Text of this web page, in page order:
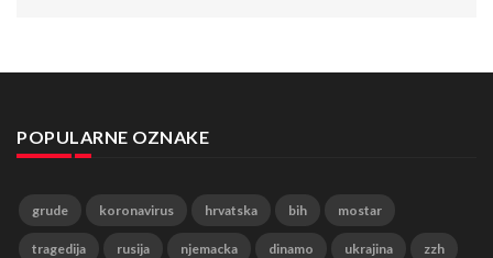
POPULARNE OZNAKE
grude koronavirus hrvatska bih mostar
tragedija rusija njemacka dinamo ukrajina zzh